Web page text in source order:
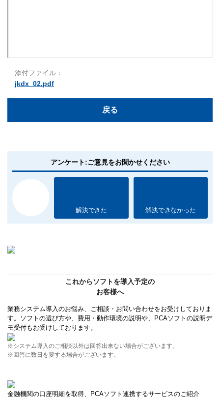
添付ファイル：
jkdx_02.pdf
戻る
アンケート:ご意見をお聞かせください
解決できた 解決できなかった
これからソフトを導入予定の
お客様へ
業務システム導入のお悩み、ご相談・お問い合わせをお受けしておりま
す。ソフトの選び方や、費用・動作環境の説明や、PCAソフトの説明デ
モ受付もお受けしております。
※システム導入のご相談以外は回答出来ない場合がございます。
※回答に数日を要する場合がございます。
金融機関の口座明細を取得、PCAソフト連携するサービスのご紹介